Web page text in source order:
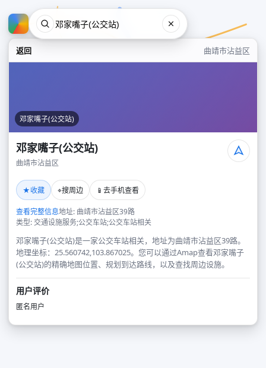
返回 曲靖市沾益区
邓家嘴子(公交站)
邓家嘴子(公交站)
曲靖市沾益区
★收藏 ⌖搜周边 📱 去手机查看
查看完整信息地址: 曲靖市沾益区39路
类型: 交通设施服务;公交车站;公交车站相关
邓家嘴子(公交站)是一家公交车站相关，地址为曲靖市沾益区39路。
地理坐标：25.560742,103.867025。您可以通过Amap查看邓家嘴子
(公交站)的精确地图位置、规划到达路线，以及查找周边设施。
用户评价
匿名用户